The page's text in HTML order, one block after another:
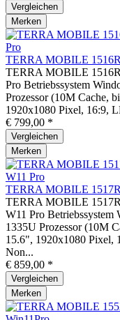
Vergleichen
Merken
TERRA MOBILE
TERRA MOBILE
Pro Betriebssystem
Prozessor (10M Cache,
1920x1080 Pixel, 16:9,
€ 799,00 *
Vergleichen
Merken
TERRA MOBILE
TERRA MOBILE
W11 Pro
1335U Prozessor (10M
15.6", 1920x1080 Pixel,
Non...
€ 859,00 *
Vergleichen
Merken